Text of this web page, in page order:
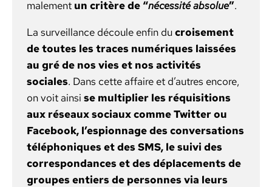
male­ment un critère de “néces­sité absolue”.
La sur­veil­lance découle enfin ducroise­ment
de toutes les traces numériques lais­sées
au gré de nos vies et nos activ­ités
sociales. Dans cette affaire et d’autres encore,
on voit ain­si se mul­ti­pli­er les réqui­si­tions
aux réseaux soci­aux comme Twit­ter ou
Face­book, l’espionnage des con­ver­sa­tions
télé­phoniques et des SMS, le suivi des
cor­re­spon­dances et des déplace­ments de
groupes entiers de per­son­nes via leurs